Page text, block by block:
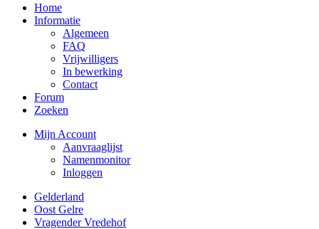
Home
Informatie
Algemeen
FAQ
Vrijwilligers
In bewerking
Contact
Forum
Zoeken
Mijn Account
Aanvraaglijst
Namenmonitor
Inloggen
Gelderland
Oost Gelre
Vragender Vredehof